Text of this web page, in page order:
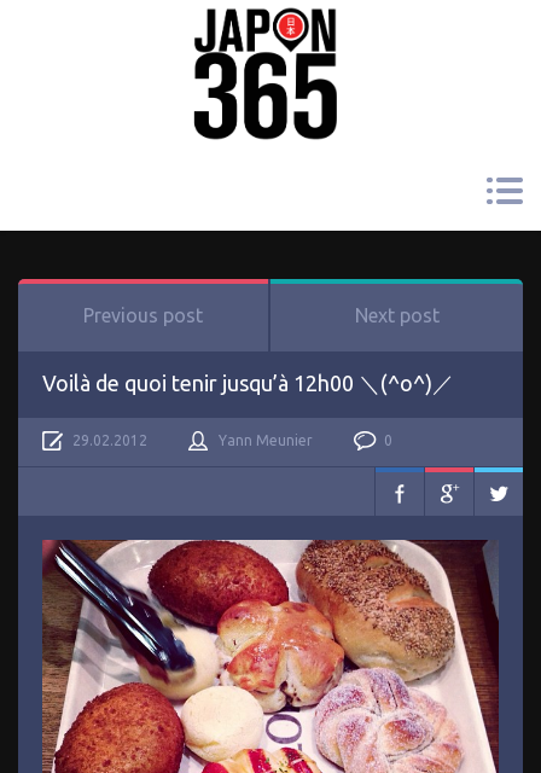
Previous post Next post
Voilà de quoi tenir jusqu’à 12h00 ＼(^o^)／
29.02.2012 Yann Meunier 0